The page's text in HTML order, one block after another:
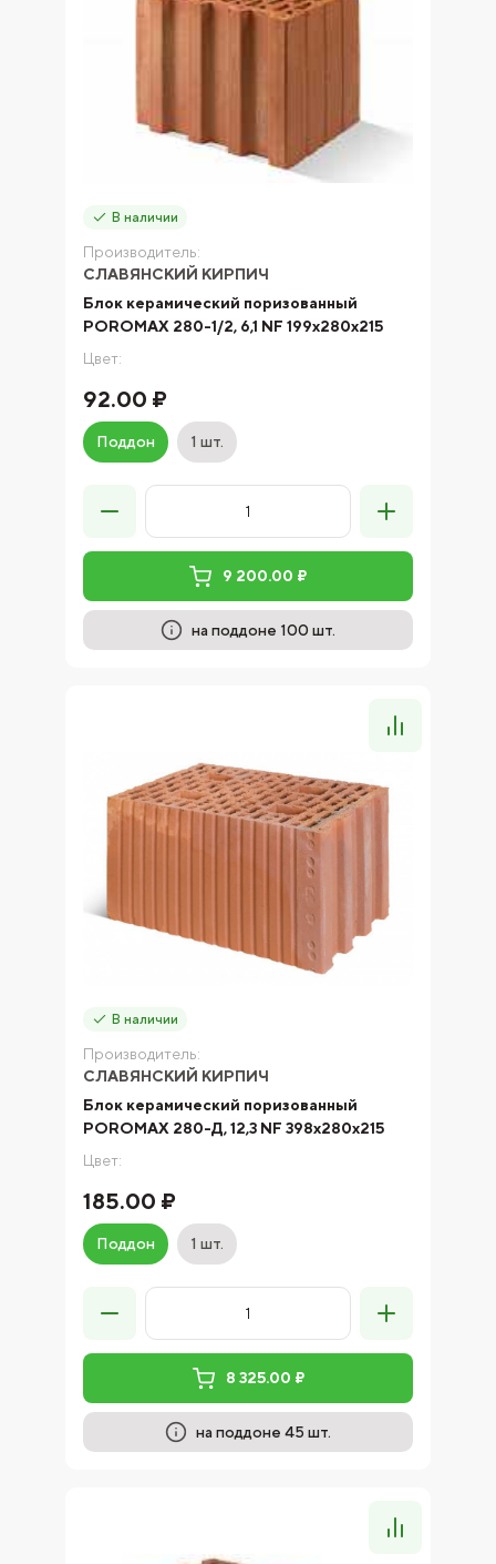
В наличии
Производитель:
СЛАВЯНСКИЙ КИРПИЧ
Блок керамический поризованный
POROMAX 280-1/2, 6,1 NF 199х280х215
Цвет:
92.00 ₽
Поддон 1 шт.
9 200.00 ₽
на поддоне 100 шт.
В наличии
Производитель:
СЛАВЯНСКИЙ КИРПИЧ
Блок керамический поризованный
POROMAX 280-Д, 12,3 NF 398х280х215
Цвет:
185.00 ₽
Поддон 1 шт.
8 325.00 ₽
на поддоне 45 шт.